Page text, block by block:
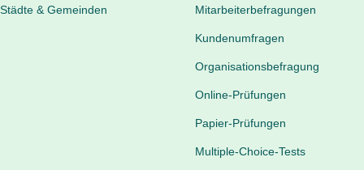
Städte & Gemeinden Mitarbeiterbefragungen
Kundenumfragen
Organisationsbefragung
Online-Prüfungen
Papier-Prüfungen
Multiple-Choice-Tests